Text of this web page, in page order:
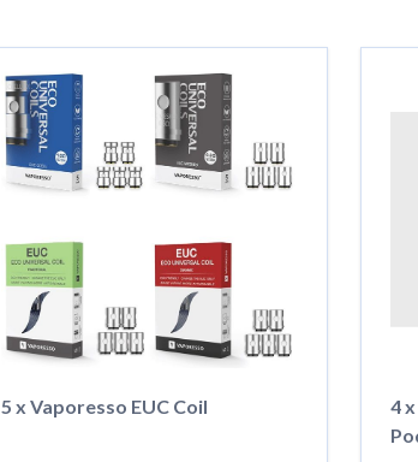
5 x Vaporesso EUC Coil
4